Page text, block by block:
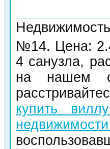
№14. Цена:
4 санузла,
на нашем
купить